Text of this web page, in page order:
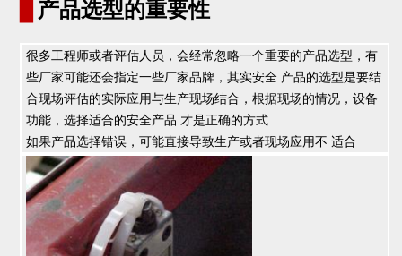
产品选型的重要性
很多工程师或者评估人员，会经常忽略一个重要的产品选型，有
些厂家可能还会指定一些厂家品牌，其实安全 产品的选型是要结
合现场评估的实际应用与生产现场结合，根据现场的情况，设备
功能，选择适合的安全产品 才是正确的方式
如果产品选择错误，可能直接导致生产或者现场应用不 适合